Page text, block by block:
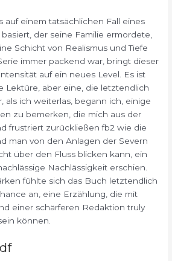
auf einem tatsächlichen Fall eines
der seine Familie ermordete,
Schicht von Realismus und Tiefe
immer packend war, bringt dieser
auf ein neues Level. Es ist
Lektüre, aber eine, die letztendlich
als ich weiterlas, begann ich, einige
zu bemerken, die mich aus der
frustriert zurückließen fb2 wie die
man von den Anlagen der Severn
über den Fluss blicken kann, ein
Nachlässigkeit erschien.
fühlte sich das Buch letztendlich
an, eine Erzählung, die mit
einer schärferen Redaktion truly
können.